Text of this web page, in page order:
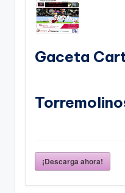
Gaceta
¡Descarga ahora!